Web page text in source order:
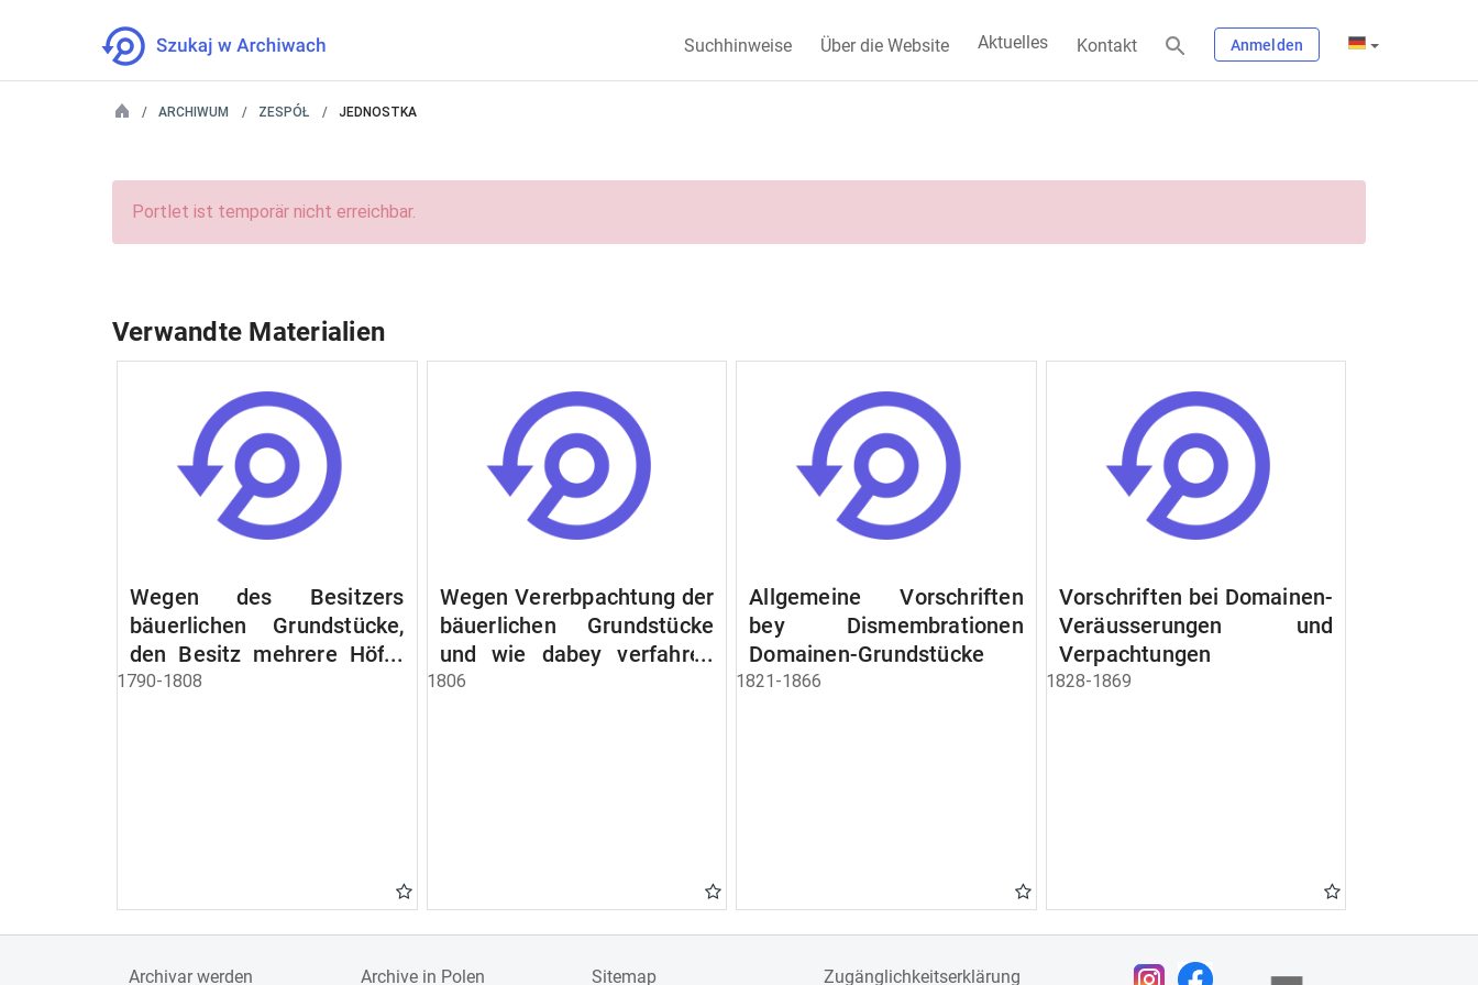
Suchhinweise Über die Website Aktuelles Kontakt Anmelden
ARCHIWUM ZESPÓŁ JEDNOSTKA
Portlet ist temporär nicht erreichbar.
Verwandte Materialien
Wegen des Besitzers
bäuerlichen Grundstücke,
den Besitz mehrere Höfe.
Instruction wegen der
1790-1808
Wegen Vererbpachtung der
bäuerlichen Grundstücke
und wie dabey verfahren
werden soll
1806
Allgemeine Vorschriften
bey Dismembrationen
Domainen-Grundstücke
1821-1866
Vorschriften bei Domainen-
Veräusserungen und
Verpachtungen
1828-1869
Archivar werden Archive in Polen Sitemap Zugänglichkeitserklärung